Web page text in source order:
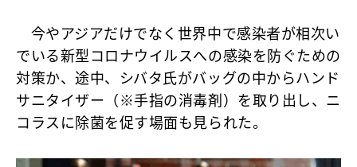
今やアジアだけでなく世界中で感染者が相次い
でいる新型コロナウイルスへの感染を防ぐための
対策か、途中、シバタ氏がバッグの中からハンド
サニタイザー（※手指の消毒剤）を取り出し、ニ
コラスに除菌を促す場面も見られた。